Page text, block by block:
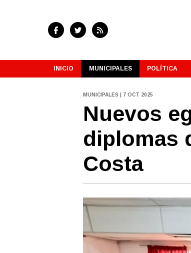
INICIO MUNICIPALES POLÍTICA
MUNICIPALES | 7 OCT 2025
Nuevos
diplomas
Costa